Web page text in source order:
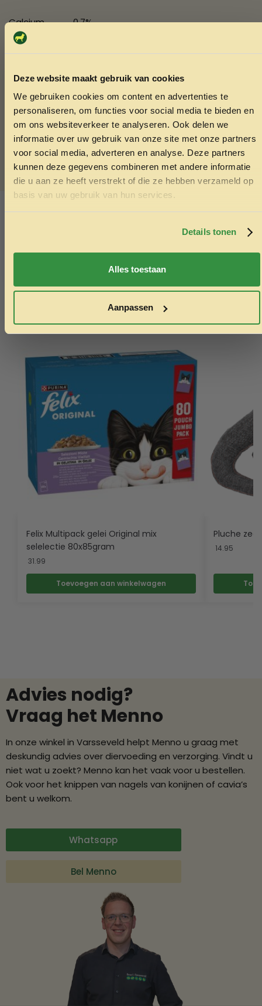
Deze website maakt gebruik van cookies
We gebruiken cookies om content en advertenties te
personaliseren, om functies voor social media te bieden en
om ons websiteverkeer te analyseren. Ook delen we
informatie over uw gebruik van onze site met onze partners
voor social media, adverteren en analyse. Deze partners
kunnen deze gegevens combineren met andere informatie
die u aan ze heeft verstrekt of die ze hebben verzameld op
basis van uw gebruik van hun services.
Details tonen
Alles toestaan
Aanpassen
Calcium 0,7%
Fosfor 0,34%
Natrium 0,18%
Alfa-
linoleenzuur
0,27%
SKU: 5400515004053
Categorieën: Droogvoer konijnen en knaagdieren,
Ook interessant
Felix Multipack gelei Original mix
selelectie 80x85gram
31.99
Toevoegen aan winkelwagen
Pluche
14.95
Advies nodig?
Vraag het Menno
In onze winkel in Varsseveld helpt Menno u graag met
deskundig advies over diervoeding en verzorging. Vindt u
niet wat u zoekt? Menno kan het vaak voor u bestellen.
Ook voor het knippen van nagels van konijnen of cavia’s
bent u welkom.
Whatsapp
Bel Menno
ONTVANG 5% KORTING OP
JE EERSTE BESTELLING!
Ontvang korting
Door je in te schrijven ga je akkoord met het ontvangen van
Nee, ik wil geen korting